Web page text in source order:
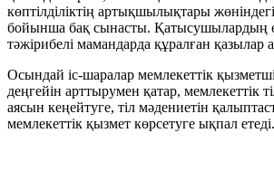
көптілділіктің артықшылықтары
бойынша бақ сынасты. Қатысушылардың
тәжірибелі мамандарда құралған қазылар
Осындай іс-шаралар мемлекеттік
деңгейін арттырумен қатар, мемлекеттік
аясын кеңейтуге, тіл мәдениетін
мемлекеттік қызмет көрсетуге ықпал етеді.